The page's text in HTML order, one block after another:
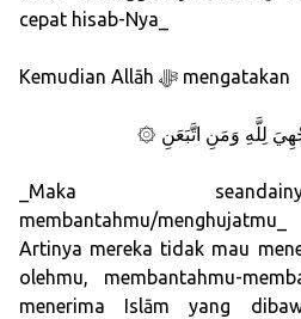
cepat hisab-Nya_
Kemudian Allāh ﷻ mengatakan
_Maka
membantahmu/menghujatmu_
Artinya mereka tidak mau
olehmu, membantahmu-
menerima Islām yang